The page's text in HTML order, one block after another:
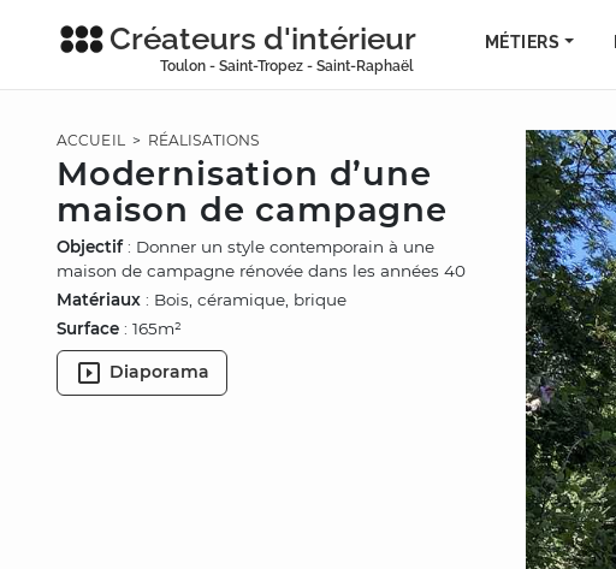
Créateurs d'intérieur
Toulon - Saint-Tropez - Saint-Raphaël
MÉTIERS
ACCUEIL> RÉALISATIONS
Modernisation d’une
maison de campagne
Objectif: Donner un style contemporain à une
maison de campagne rénovée dans les années 40
Matériaux : Bois, céramique, brique
Surface : 165m²
Diaporama